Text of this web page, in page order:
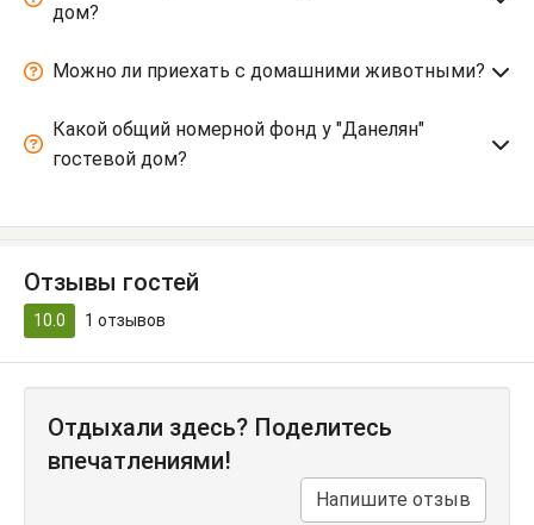
дом?
Можно ли приехать с домашними животными?
Какой общий номерной фонд у "Данелян"
гостевой дом?
Отзывы гостей
10.0 1 отзывов
Отдыхали здесь? Поделитесь
впечатлениями!
Напишите отзыв